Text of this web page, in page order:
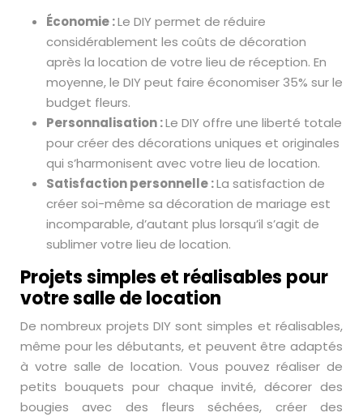
Économie :Le DIY permet de réduire
considérablement les coûts de décoration
après la location de votre lieu de réception. En
moyenne, le DIY peut faire économiser 35% sur le
budget fleurs.
Personnalisation :Le DIY offre une liberté totale
pour créer des décorations uniques et originales
qui s’harmonisent avec votre lieu de location.
Satisfaction personnelle :La satisfaction de
créer soi-même sa décoration de mariage est
incomparable, d’autant plus lorsqu’il s’agit de
sublimer votre lieu de location.
Projets simples et réalisables pour
votre salle de location
De nombreux projets DIY sont simples et réalisables,
même pour les débutants, et peuvent être adaptés
à votre salle de location. Vous pouvez réaliser de
petits bouquets pour chaque invité, décorer des
bougies avec des fleurs séchées, créer des